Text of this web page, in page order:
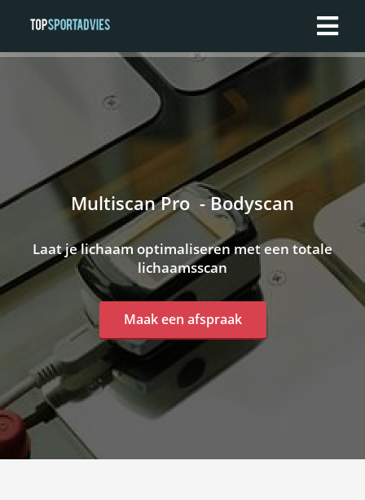
Multiscan Pro - Bodyscan
Laat je lichaam optimaliseren met een totale
lichaamsscan
Maak een afspraak